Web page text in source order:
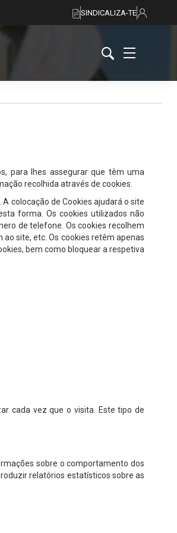
SINDICALIZA-TE
para lhes assegurar que têm uma
recolhida através de cookies.
colocação de Cookies ajudará o site
forma. Os cookies utilizados não
de telefone. Os cookies recolhem
site, etc. Os cookies retêm apenas
bem como bloquear a respetiva
cada vez que o visita. Este tipo de
sobre o comportamento dos
relatórios estatísticos sobre as